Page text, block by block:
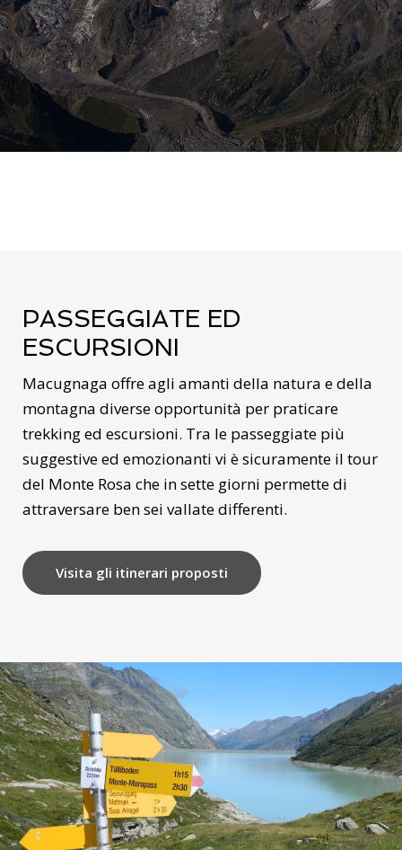
PASSEGGIATE ED
ESCURSIONI
Macugnaga offre agli amanti della natura e della
montagna diverse opportunità per praticare
trekking ed escursioni. Tra le passeggiate più
suggestive ed emozionanti vi è sicuramente il tour
del Monte Rosa che in sette giorni permette di
attraversare ben sei vallate differenti.
Visita gli itinerari proposti